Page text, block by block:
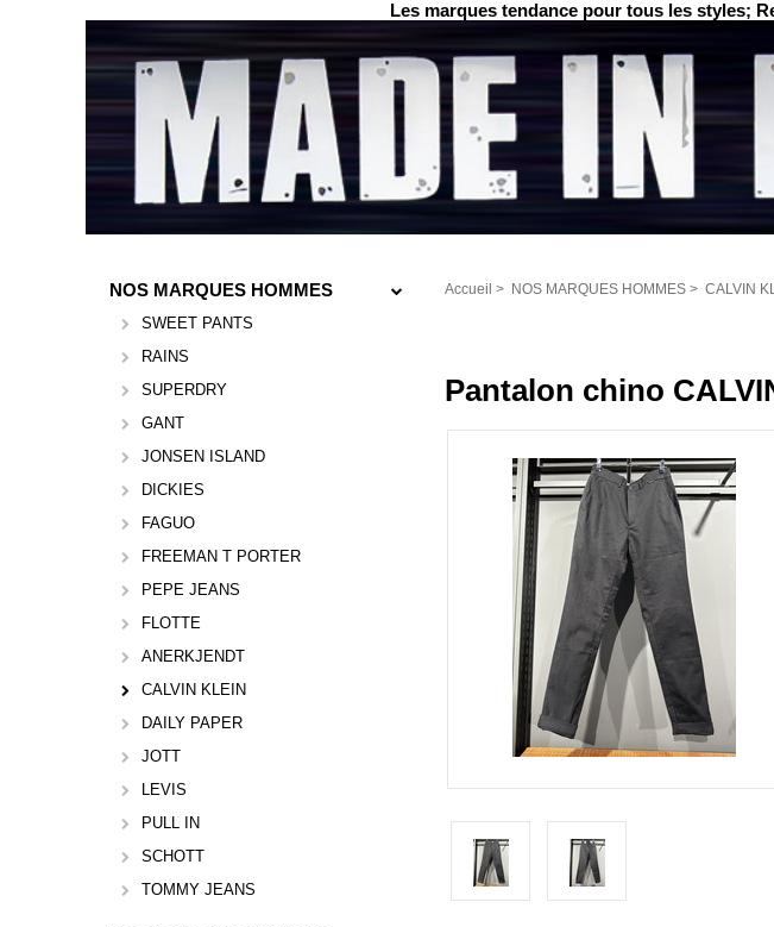
Les marques tendance pour tous les styles;
NOS MARQUES HOMMES
SWEET PANTS
RAINS
SUPERDRY
GANT
JONSEN ISLAND
DICKIES
FAGUO
FREEMAN T PORTER
PEPE JEANS
FLOTTE
ANERKJENDT
CALVIN KLEIN
DAILY PAPER
JOTT
LEVIS
PULL IN
SCHOTT
TOMMY JEANS
Accueil > NOS MARQUES HOMMES > CALVIN
Pantalon chino